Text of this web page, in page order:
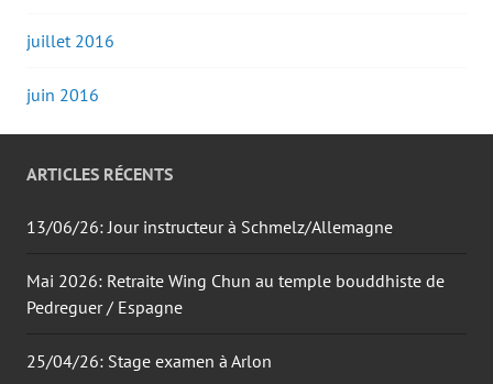
juillet 2016
juin 2016
ARTICLES RÉCENTS
13/06/26: Jour instructeur à Schmelz/Allemagne
Mai 2026: Retraite Wing Chun au temple bouddhiste de
Pedreguer / Espagne
25/04/26: Stage examen à Arlon